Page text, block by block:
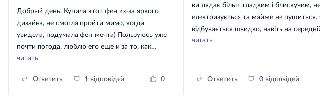
Добрый день. Купила этот фен из-за яркого
дизайна, не смогла пройти мимо, когда
увидела, подумала фен-мечта) Пользуюсь уже
почти погода, люблю его еще и за то, как
блестят волосы после сушки. Отдельно хочу
шнур, потому что после моего старого фена
этот - просто удовольствие)
читать
Ответить 1 відповідей 0
виглядає більш гладким і блискучим, не
електризується та майже не
відбувається швидко, навіть на
потужності. Є кілька режимів
читать
Ответить 0 відповідей